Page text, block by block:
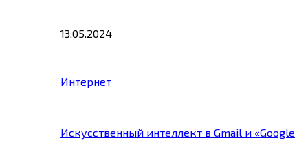
13.05.2024
Интернет
Искусственный интеллект в Gmail и «Google